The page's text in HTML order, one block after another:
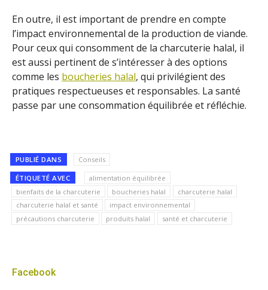
En outre, il est important de prendre en compte
l’impact environnemental de la production de viande.
Pour ceux qui consomment de la charcuterie halal, il
est aussi pertinent de s’intéresser à des options
comme les boucheries halal, qui privilégient des
pratiques respectueuses et responsables. La santé
passe par une consommation équilibrée et réfléchie.
PUBLIÉ DANS Conseils
ÉTIQUETÉ AVEC
alimentation équilibrée
bienfaits de la charcuterie
boucheries halal
charcuterie halal
charcuterie halal et santé
impact environnemental
précautions charcuterie
produits halal santé et charcuterie
Facebook